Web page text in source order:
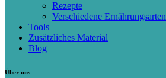
Rezepte
Verschiedene Ernährungsarten
Tools
Zusätzliches Material
Blog
Über uns